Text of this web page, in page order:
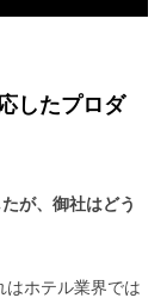
したプロダ
が、御社はどう
ホテル業界では